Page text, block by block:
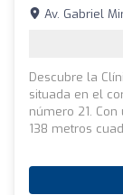
Av. Gabriel
Descubre la
situada en el
número 21.
138 metros